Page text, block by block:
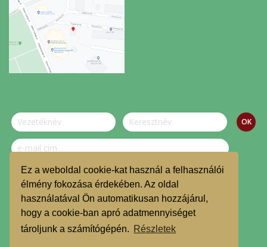
Ez a weboldal cookie-kat használ a felhasználói
élmény fokozása érdekében. Az oldal
használatával Ön automatikusan hozzájárul,
hogy a cookie-ban apró adatmennyiséget
tároljunk a számítógépén. Részletek
Szeretnék feliratkozni a hírlevélre.
© Dombvidék Kosárközösség 2019.
TMR